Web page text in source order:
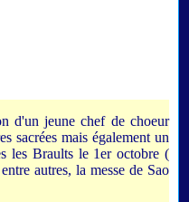
d'un jeune chef de choeur
sacrées mais également un
les Braults le 1er octobre (
autres, la messe de Sao